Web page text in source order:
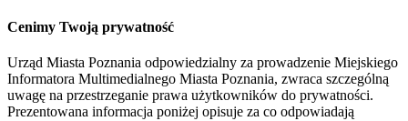
Cenimy Twoją prywatność
Urząd Miasta Poznania odpowiedzialny za prowadzenie Miejskiego
Informatora Multimedialnego Miasta Poznania, zwraca szczególną
uwagę na przestrzeganie prawa użytkowników do prywatności.
Prezentowana informacja poniżej opisuje za co odpowiadają